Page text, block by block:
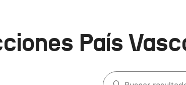
País